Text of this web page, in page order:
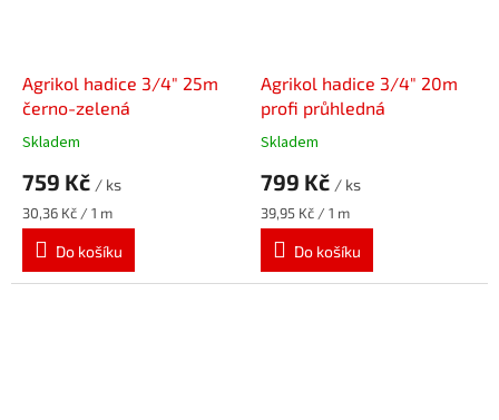
Agrikol hadice 3/4" 25m
černo-zelená
Skladem
759 Kč / ks
Měrná
cena:
30,36 Kč / 1 m
Do košíku
Agrikol hadice 3/4" 20m
profi průhledná
Skladem
799 Kč / ks
Měrná
cena:
39,95 Kč / 1 m
Do košíku